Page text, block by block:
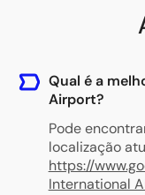
Qual é a
Airport?
Pode
localização
https://
International